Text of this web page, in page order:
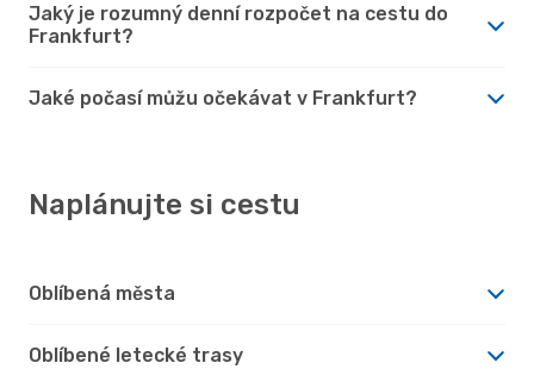
Jaký je rozumný denní rozpočet na cestu do
Frankfurt?
Jaké počasí můžu očekávat v Frankfurt?
Naplánujte si cestu
Oblíbená města
Oblíbené letecké trasy